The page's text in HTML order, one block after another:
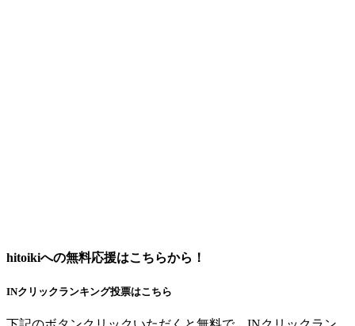
hitoikiへの無料応援はこちらから！
INクリックランキング投票はこちら